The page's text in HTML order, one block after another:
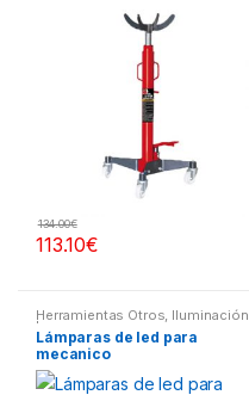
113.10€
134.00€
Herramientas Otros, Iluminación
| Linternas Led
Lámparas de led para
mecanico